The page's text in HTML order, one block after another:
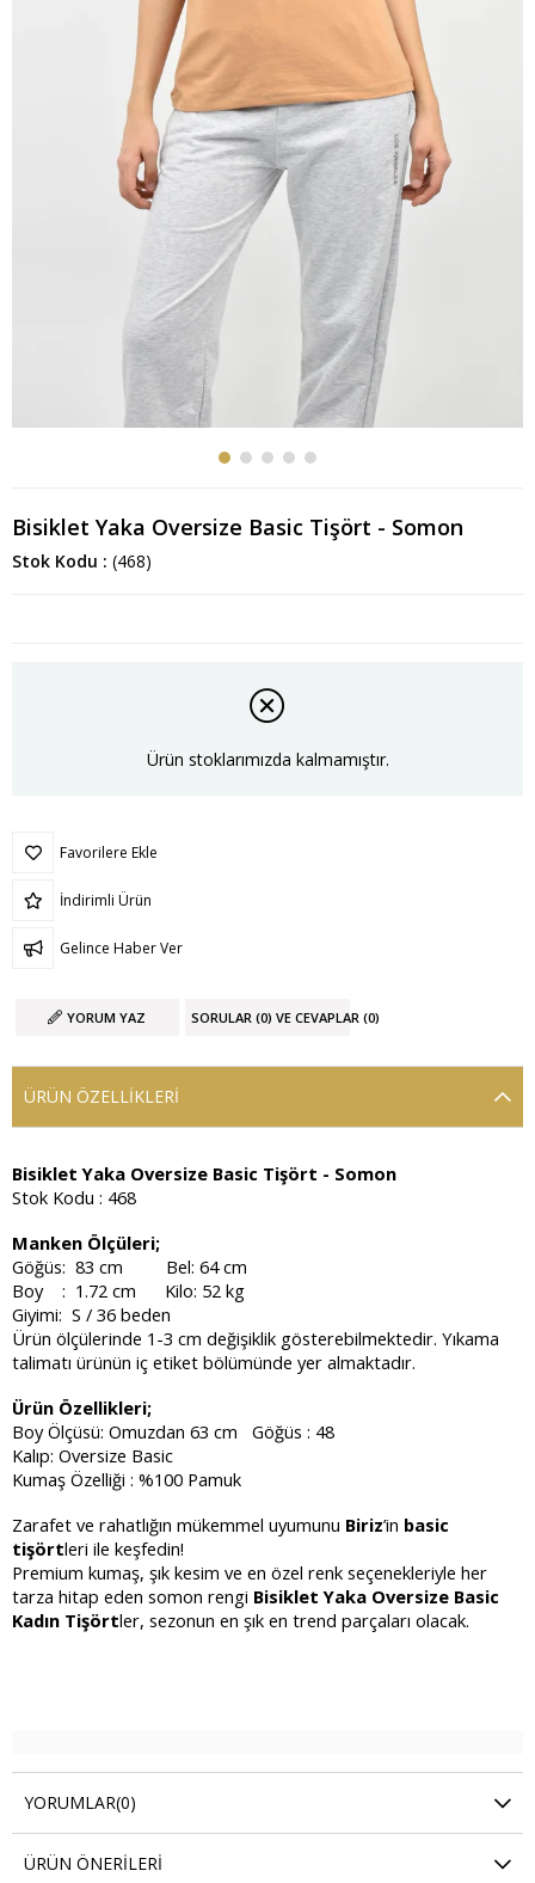
Bisiklet Yaka Oversize Basic Tişört - Somon
Stok Kodu (468)
Ürün stoklarımızda kalmamıştır.
Favorilere Ekle
İndirimli Ürün
Gelince Haber Ver
YORUM YAZ SORULAR (0) VE CEVAPLAR (0)
ÜRÜN ÖZELLIKLERI
Bisiklet Yaka Oversize Basic Tişört - Somon
Stok Kodu : 468
Manken Ölçüleri;
Göğüs: 83 cm Bel: 64 cm
Boy : 1.72 cm Kilo: 52 kg
Giyimi: S / 36 beden
Ürün ölçülerinde 1-3 cm değişiklik gösterebilmektedir. Yıkama
talimatı ürünün iç etiket bölümünde yer almaktadır.
Ürün Özellikleri;
Boy Ölçüsü: Omuzdan 63 cm Göğüs : 48
Kalıp: Oversize Basic
Kumaş Özelliği : %100 Pamuk
Zarafet ve rahatlığın mükemmel uyumunu Biriz’in basic
tişörtleri ile keşfedin!
Premium kumaş, şık kesim ve en özel renk seçenekleriyle her
tarza hitap eden somon rengi Bisiklet Yaka Oversize Basic
Kadın Tişörtler, sezonun en şık en trend parçaları olacak.
YORUMLAR(0)
ÜRÜN ÖNERILERI